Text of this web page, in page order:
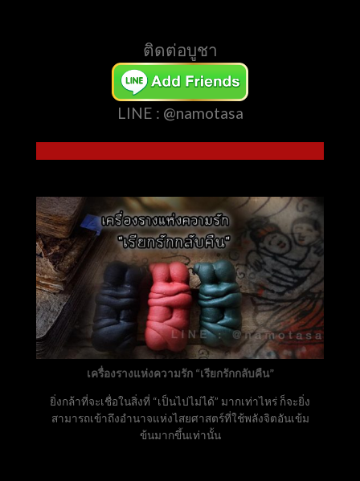
ติดต่อบูชา
LINE : @namotasa
เครื่องรางแห่งความรัก “เรียกรักกลับคืน”
ยิ่งกล้าที่จะเชื่อในสิ่งที่ “เป็นไปไม่ได้” มากเท่าไหร่ ก็จะยิ่ง
สามารถเข้าถึงอำนาจแห่งไสยศาสตร์ที่ใช้พลังจิตอันเข้ม
ข้นมากขึ้นเท่านั้น